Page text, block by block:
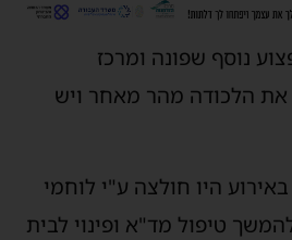
נוסף שפונה ומרכז
הלכודה מהר מאחר ויש
היו חולצה ע"י לוחמי
טיפול מד"א ופינוי לבית